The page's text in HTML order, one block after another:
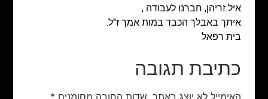
איל זריהן, חברנו לעבודה ,
איתך באבלך הכבד במות אמך ז"ל.
בית רפאל
כתיבת תגובה
האימייל לא יוצג באתר. שדות החובה מסומנים *